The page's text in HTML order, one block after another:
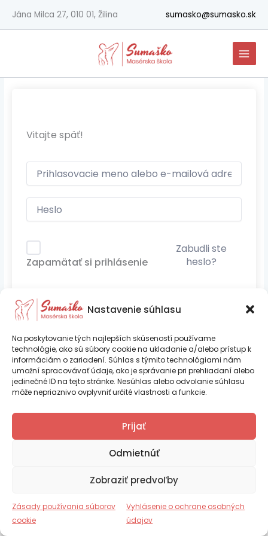
Nastavenie súhlasu
Na poskytovanie tých najlepších skúseností používame
technológie, ako sú súbory cookie na ukladanie a/alebo prístup k
informáciám o zariadení. Súhlas s týmito technológiami nám
umožní spracovávať údaje, ako je správanie pri prehliadaní alebo
jedinečné ID na tejto stránke. Nesúhlas alebo odvolanie súhlasu
môže nepriaznivo ovplyvniť určité vlastnosti a funkcie.
Prijať
Odmietnúť
Zobraziť predvoľby
Zásady používania súborov
cookie
Vyhlásenie o ochrane osobných
údajov
Jána Milca 27, 010 01, Žilina sumasko@sumasko.sk
Vitajte späť!
Zapamätať si prihlásenie
Zabudli ste
heslo?
Prihlásiť sa
Copyright © 2026 Sumaško |Tvorba web stránok TOMARCO
Vyhlásenie o ochrane osobných údajov (EU)
Reklamačný poriadok
Ing. Iveta Psocíková – SUMAŠKO je
certifikovaná vzdelávacia inštitúcia podľa
platnej legislatívy SR
Číslo certifikácie RCVI_2025_000270